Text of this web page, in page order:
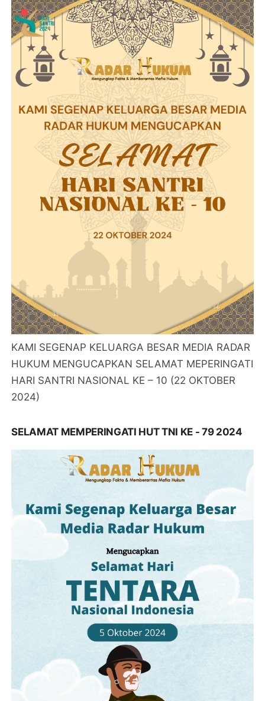
KAMI SEGENAP KELUARGA BESAR MEDIA RADAR
HUKUM MENGUCAPKAN SELAMAT MEPERINGATI
HARI SANTRI NASIONAL KE – 10 (22 OKTOBER
2024)
SELAMAT MEMPERINGATI HUT TNI KE - 79 2024